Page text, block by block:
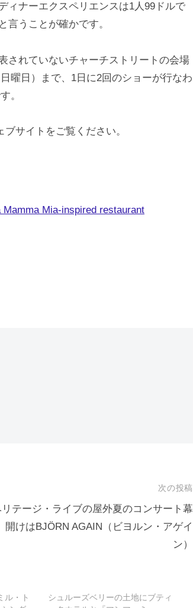
ィナーエクスペリエンスは1人99ドルで
言うことが確かです。
されていないチャーチストリートの会場
曜日）まで、1日に2回のショーが行なわ
。
サイトをご覧ください。
Mia-inspired restaurant
次の投稿
テージ・ライブの屋外夏のコンサート幕
開けはBJÖRN AGAIN（ビヨルン・アゲイ
ン）
ル・ト
シュルーズベリーの土地にブティ